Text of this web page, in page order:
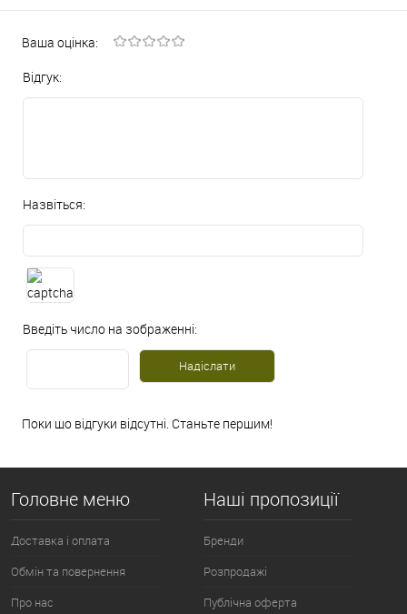
Ваша оцінка:
Відгук:
Назвіться:
Введіть число на зображенні:
Поки що відгуки відсутні. Станьте першим!
Головне меню
Доставка і оплата
Обмін та повернення
Про нас
Наші пропозиції
Бренди
Розпродажі
Публічна оферта